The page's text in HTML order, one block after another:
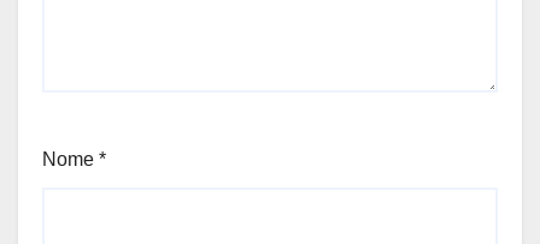
Nome *